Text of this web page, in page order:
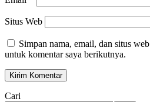
Situs Web
Simpan nama, email, dan situs
untuk komentar saya berikutnya.
Cari